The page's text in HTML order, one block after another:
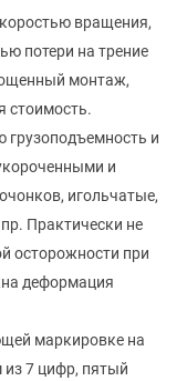
вращения,
потери на трение
монтаж,
стоимость.
грузоподъемность и
и
игольчатые,
Практически не
осторожности при
деформация
маркировке на
из 7 цифр, пятый